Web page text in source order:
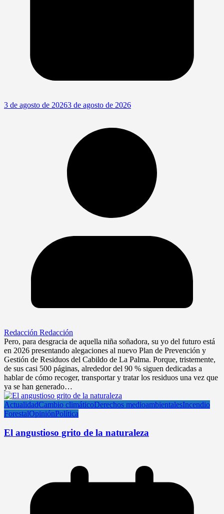
3 de agosto de 20263 de agosto de 2026
Redacción Redacción
Pero, para desgracia de aquella niña soñadora, su yo del futuro está
en 2026 presentando alegaciones al nuevo Plan de Prevención y
Gestión de Residuos del Cabildo de La Palma. Porque, tristemente,
de sus casi 500 páginas, alrededor del 90 % siguen dedicadas a
hablar de cómo recoger, transportar y tratar los residuos una vez que
ya se han generado…
ActualidadCambio climáticoDerechos medioambientalesIncendio
ForestalOpiniónPolítica
El angustioso grito de la naturaleza